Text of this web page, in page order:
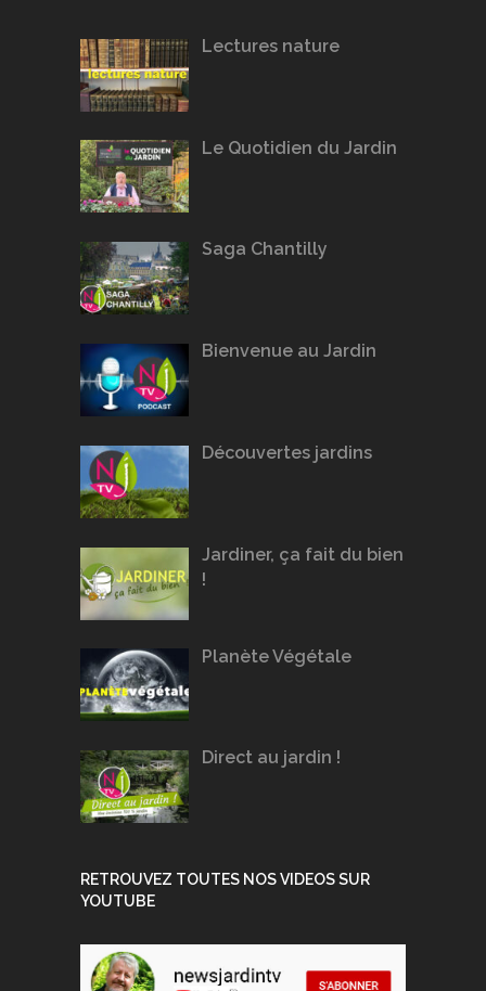
Lectures nature
Le Quotidien du Jardin
Saga Chantilly
Bienvenue au Jardin
Découvertes jardins
Jardiner, ça fait du bien
!
Planète Végétale
Direct au jardin !
RETROUVEZ TOUTES NOS VIDEOS SUR
YOUTUBE